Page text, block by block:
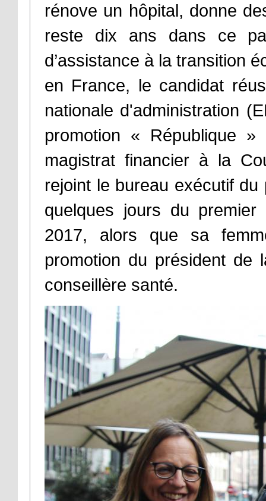
rénove un hôpital, donne
reste dix ans dans ce
d’assistance à la transition
en France, le candidat
nationale d'administration
promotion « République
magistrat financier à la
rejoint le bureau exécutif
quelques jours du premier
2017, alors que sa
promotion du président de
conseillère santé.